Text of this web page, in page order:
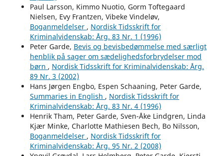
Paul Larsson, Kimmo Nuotio, Gorm Toftegaard
Nielsen, Evy Frantzen, Vibeke Vindeløv,
Boganmeldelser , Nordisk Tidsskrift for
Kriminalvidenskab: Årg. 83 Nr. 1 (1996)
Peter Garde, Bevis og bevisbedømmelse med særligt
henblik på sager om sædelighedsforbrydelser mod
børn , Nordisk Tidsskrift for Kriminalvidenskab: Årg.
89 Nr. 3 (2002)
Hans Jørgen Engbo, Espen Schaaning, Peter Garde,
Summaries in English , Nordisk Tidsskrift for
Kriminalvidenskab: Årg. 83 Nr. 4 (1996)
Henrik Tham, Peter Garde, Sven-Åke Lindgren, Linda
Kjær Minke, Charlotte Mathiesen Bech, Bo Nilsson,
Boganmeldelser , Nordisk Tidsskrift for
Kriminalvidenskab: Årg. 95 Nr. 2 (2008)